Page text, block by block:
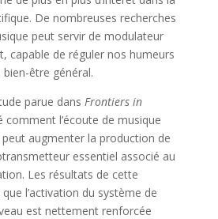
De nombreuses recherches
peut servir de modulateur
capable de réguler nos humeurs
être général.
parue dans Frontiers in
l’écoute de musique
augmenter la production de
essentiel associé au
Les résultats de cette
l’activation du système de
est nettement renforcée